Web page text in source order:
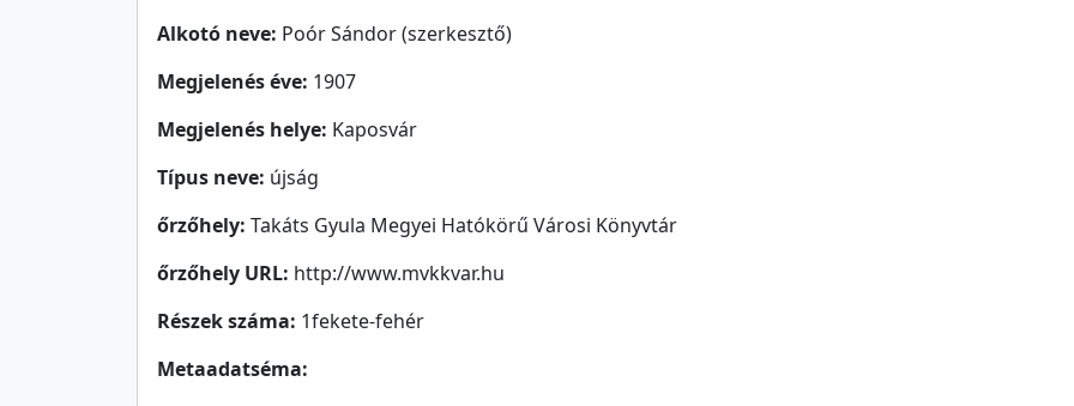
Alkotó neve: Poór Sándor (szerkesztő)
Megjelenés éve: 1907
Megjelenés helye: Kaposvár
Típus neve: újság
őrzőhely: Takáts Gyula Megyei Hatókörű Városi Könyvtár
őrzőhely URL: http://www.mvkkvar.hu
Részek száma: 1fekete-fehér
Metaadatséma: